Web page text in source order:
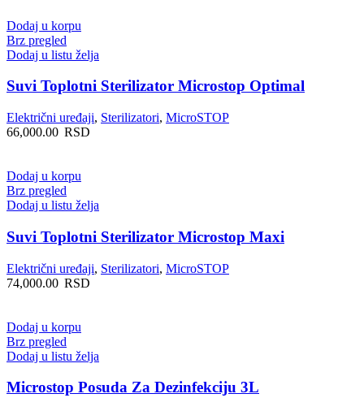
Dodaj u korpu
Brz pregled
Dodaj u listu želja
Suvi Toplotni Sterilizator Microstop Optimal
Električni uređaji, Sterilizatori, MicroSTOP
66,000.00 RSD
Dodaj u korpu
Brz pregled
Dodaj u listu želja
Suvi Toplotni Sterilizator Microstop Maxi
Električni uređaji, Sterilizatori, MicroSTOP
74,000.00 RSD
Dodaj u korpu
Brz pregled
Dodaj u listu želja
Microstop Posuda Za Dezinfekciju 3L